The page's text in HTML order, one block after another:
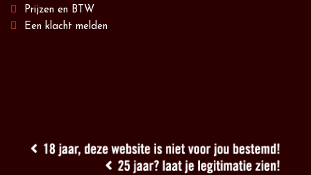
Prijzen en BTW
Een klacht melden